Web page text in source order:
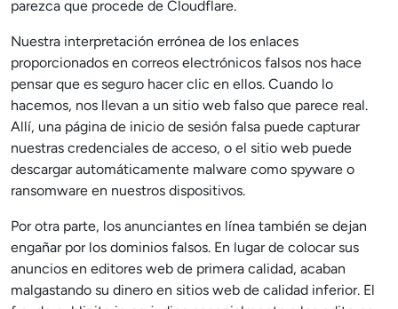
parezca que procede de Cloudflare.
Nuestra interpretación errónea de los enlaces
proporcionados en correos electrónicos falsos nos hace
pensar que es seguro hacer clic en ellos. Cuando lo
hacemos, nos llevan a un sitio web falso que parece real.
Allí, una página de inicio de sesión falsa puede capturar
nuestras credenciales de acceso, o el sitio web puede
descargar automáticamente malware como spyware o
ransomware en nuestros dispositivos.
Por otra parte, los anunciantes en línea también se dejan
engañar por los dominios falsos. En lugar de colocar sus
anuncios en editores web de primera calidad, acaban
malgastando su dinero en sitios web de calidad inferior. El